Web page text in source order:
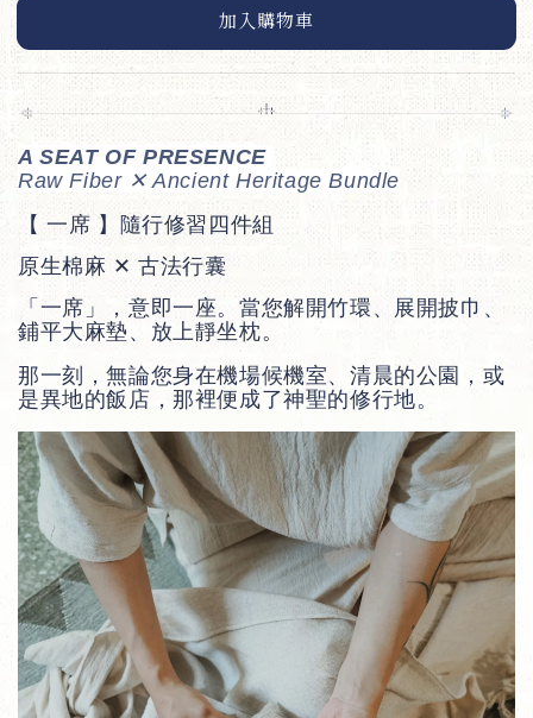
加入購物車
A SEAT OF PRESENCE
Raw Fiber ✕ Ancient Heritage Bundle
【 一席 】隨行修習四件組
原生棉麻 ✕ 古法行囊
「一席」，意即一座。當您解開竹環、展開披巾、
鋪平大麻墊、放上靜坐枕。
那一刻，無論您身在機場候機室、清晨的公園，或
是異地的飯店，那裡便成了神聖的修行地。